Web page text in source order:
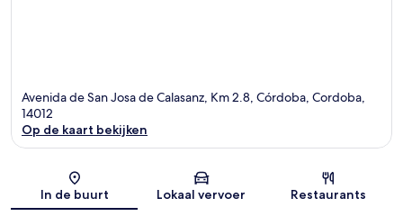
Avenida de San Josa de Calasanz, Km 2.8, Córdoba, Cordoba,
14012
Op de kaart bekijken
In de buurt Lokaal vervoer Restaurants